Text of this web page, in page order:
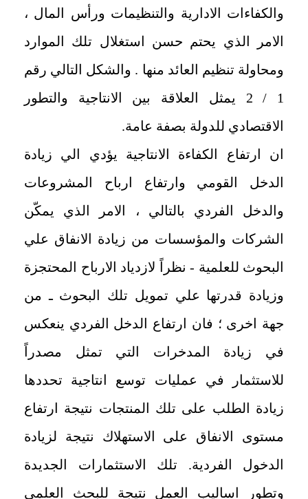
والكفاءات الادارية والتنظيمات ورأس المال ،
الامر الذي يحتم حسن استغلال تلك الموارد
ومحاولة تنظيم العائد منها . والشكل التالي رقم
1 / 2 يمثل العلاقة بين الانتاجية والتطور
الاقتصادي للدولة بصفة عامة.
ان ارتفاع الكفاءة الانتاجية يؤدي الي زيادة
الدخل القومي وارتفاع ارباح المشروعات
والدخل الفردي بالتالي ، الامر الذي يمكّن
الشركات والمؤسسات من زيادة الانفاق علي
البحوث للعلمية - نظراً لازدياد الارباح المحتجزة
وزيادة قدرتها علي تمويل تلك البحوث ـ من
جهة اخرى ؛ فان ارتفاع الدخل الفردي ينعكس
في زيادة المدخرات التي تمثل مصدراً
للاستثمار في عمليات توسع انتاجية تحددها
زيادة الطلب على تلك المنتجات نتيجة ارتفاع
مستوى الانفاق على الاستهلاك نتيجة لزيادة
الدخول الفردية. تلك الاستثمارات الجديدة
وتطور اساليب العمل نتيجة للبحث العلمي